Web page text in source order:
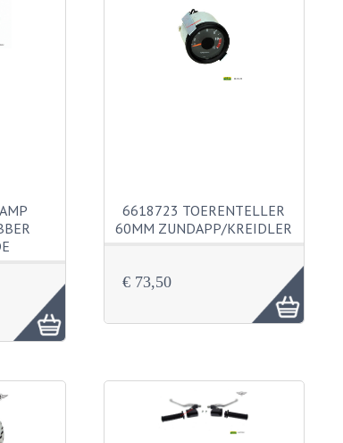
6618723 TOERENTELLER
60MM ZUNDAPP/KREIDLER
€ 73,50